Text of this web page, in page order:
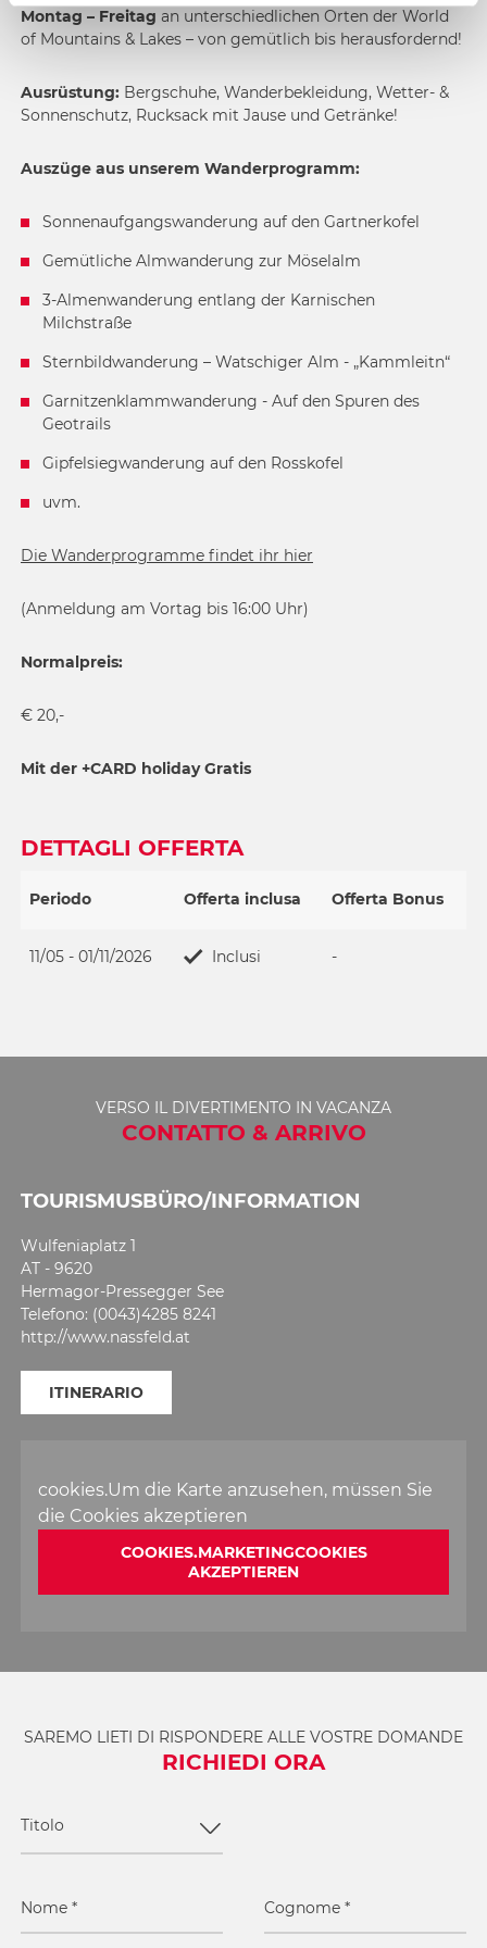
Montag – Freitag an unterschiedlichen Orten der World
of Mountains & Lakes – von gemütlich bis herausfordernd!
Ausrüstung: Bergschuhe, Wanderbekleidung, Wetter- &
Sonnenschutz, Rucksack mit Jause und Getränke!
Auszüge aus unserem Wanderprogramm:
Sonnenaufgangswanderung auf den Gartnerkofel
Gemütliche Almwanderung zur Möselalm
3-Almenwanderung entlang der Karnischen
Milchstraße
Sternbildwanderung – Watschiger Alm - „Kammleitn“
Garnitzenklammwanderung - Auf den Spuren des
Geotrails
Gipfelsiegwanderung auf den Rosskofel
uvm.
Die Wanderprogramme findet ihr hier
(Anmeldung am Vortag bis 16:00 Uhr)
Normalpreis:
€ 20,-
Mit der +CARD holiday Gratis
DETTAGLI OFFERTA
Periodo Offerta inclusa Offerta Bonus
11/05 - 01/11/2026 Inclusi -
VERSO IL DIVERTIMENTO IN VACANZA
CONTATTO & ARRIVO
TOURISMUSBÜRO/INFORMATION
Wulfeniaplatz 1
AT - 9620
Hermagor-Pressegger See
Telefono: (0043)4285 8241
http://www.nassfeld.at
ITINERARIO
cookies.Um die Karte anzusehen, müssen Sie
die Cookies akzeptieren
COOKIES.MARKETINGCOOKIES
AKZEPTIEREN
SAREMO LIETI DI RISPONDERE ALLE VOSTRE DOMANDE
RICHIEDI ORA
Titolo
Nome * Cognome *